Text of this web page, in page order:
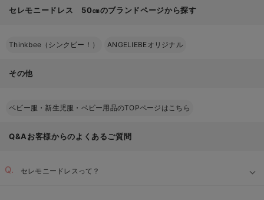
セレモニードレス 50㎝のブランドページから探す
Thinkbee（シンクビー！） ANGELIEBEオリジナル
その他
ベビー服・新生児服・ベビー用品のTOPページはこちら
Q&Aお客様からのよくあるご質問
セレモニードレスって？